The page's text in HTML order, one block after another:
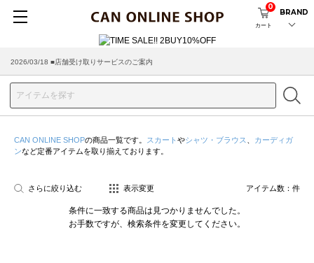
カート
0
BRAND
2026/03/18 ■店舗受け取りサービスのご案内
CAN ONLINE SHOPの商品一覧です。 スカート やシャツ・ブラウス
カーディガ
ンなど定番アイテムを取り揃えております。
さらに絞り込む 表示変更 アイテム数： 件
条件に一致する商品は見つかりませんでした。
お手数ですが、検索条件を変更してください。